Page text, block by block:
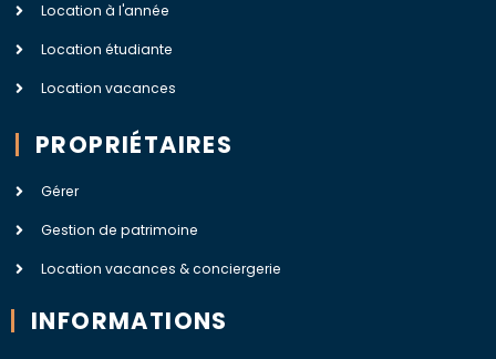
Location à l'année
Location étudiante
Location vacances
PROPRIÉTAIRES
Gérer
Gestion de patrimoine
Location vacances & conciergerie
INFORMATIONS